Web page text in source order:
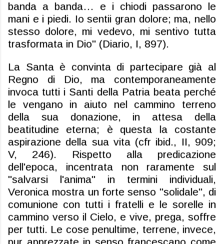
banda a banda… e i chiodi passarono le
mani e i piedi. Io sentii gran dolore; ma, nello
stesso dolore, mi vedevo, mi sentivo tutta
trasformata in Dio" (Diario, I, 897).
La Santa è convinta di partecipare già al
Regno di Dio, ma contemporaneamente
invoca tutti i Santi della Patria beata perché
le vengano in aiuto nel cammino terreno
della sua donazione, in attesa della
beatitudine eterna; è questa la costante
aspirazione della sua vita (cfr ibid., II, 909;
V, 246). Rispetto alla predicazione
dell'epoca, incentrata non raramente sul
"salvarsi l'anima" in termini individuali,
Veronica mostra un forte senso "solidale", di
comunione con tutti i fratelli e le sorelle in
cammino verso il Cielo, e vive, prega, soffre
per tutti. Le cose penultime, terrene, invece,